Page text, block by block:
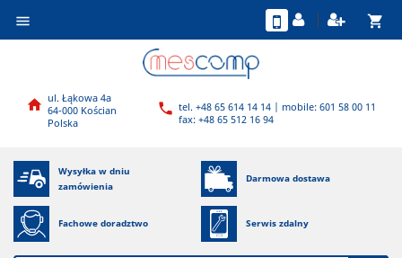
 shopping_cart
 ul. Łąkowa 4a
64-000 Kościan
Polska
 tel. +48 65 614 14 14 | mobile: 601 58 00 11
fax: +48 65 512 16 94
Wysyłka w dniu
zamówienia
Darmowa dostawa
Fachowe doradztwo Serwis zdalny